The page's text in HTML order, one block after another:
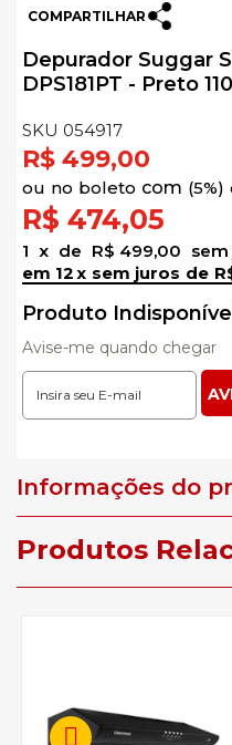
COMPARTILHAR
Depurador Suggar
DPS181PT - Preto
SKU 054917
R$ 499,00
1 x de R$ 499,00
12x de
sem juros
R$ 474,05
5%)
no boleto
Produto Indisponível
Avise-me quando chegar
Informações do
Produtos